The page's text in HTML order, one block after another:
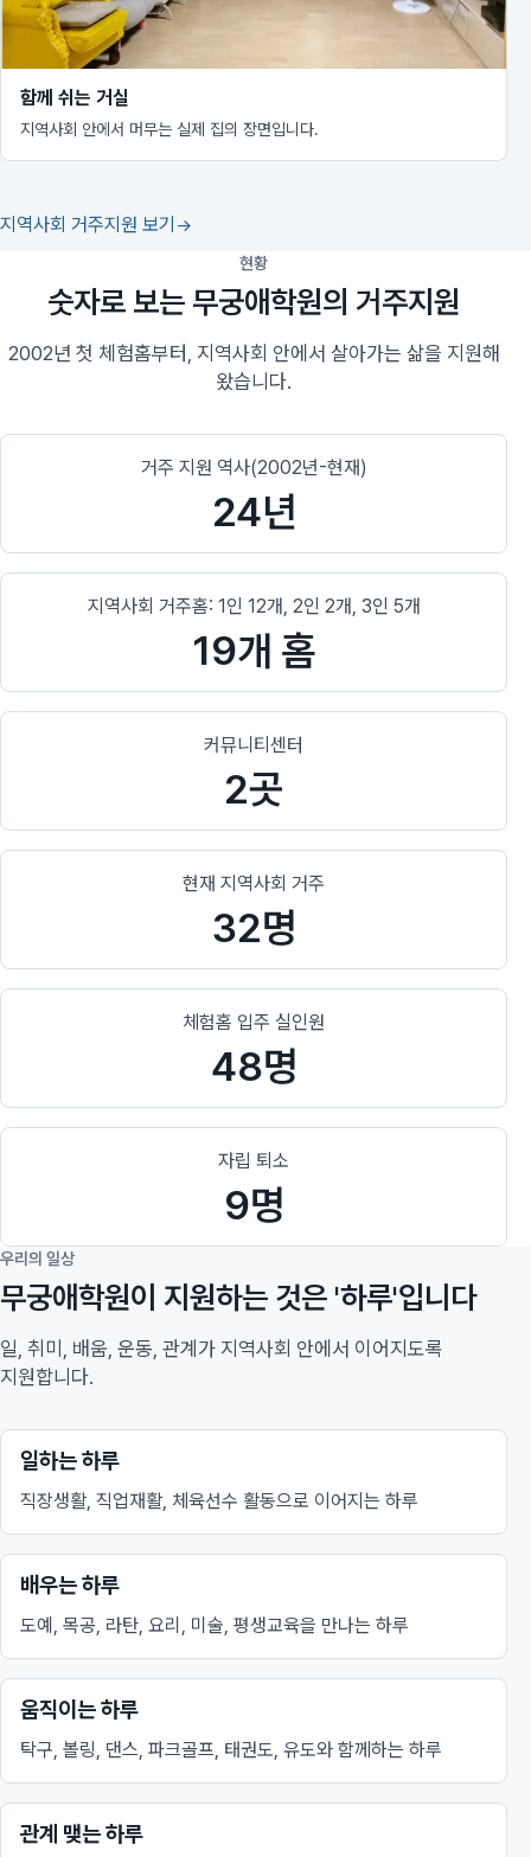
함께 쉬는 거실
지역사회 안에서 머무는 실제 집의 장면입니다.
지역사회 거주지원 보기
현황
숫자로 보는 무궁애학원의 거주지원
2002년 첫 체험홈부터, 지역사회 안에서 살아가는 삶을 지원해
왔습니다.
거주 지원 역사(2002년-현재)
24년
지역사회 거주홈: 1인 12개, 2인 2개, 3인 5개
19개 홈
커뮤니티센터
2곳
현재 지역사회 거주
32명
체험홈 입주 실인원
48명
자립 퇴소
9명
우리의 일상
무궁애학원이 지원하는 것은 '하루'입니다
일, 취미, 배움, 운동, 관계가 지역사회 안에서 이어지도록
지원합니다.
일하는 하루
직장생활, 직업재활, 체육선수 활동으로 이어지는 하루
배우는 하루
도예, 목공, 라탄, 요리, 미술, 평생교육을 만나는 하루
움직이는 하루
탁구, 볼링, 댄스, 파크골프, 태권도, 유도와 함께하는 하루
관계 맺는 하루